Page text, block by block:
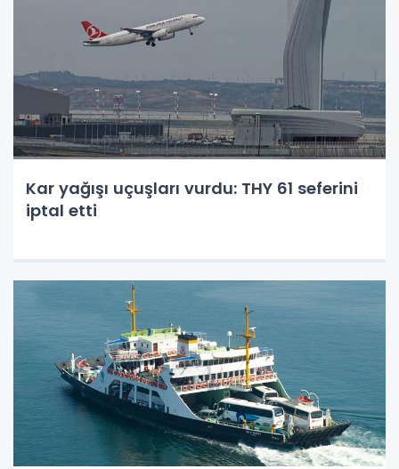
Kar yağışı uçuşları vurdu: THY 61 seferini
iptal etti